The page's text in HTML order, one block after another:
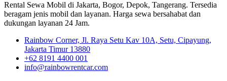
Rental Sewa Mobil di Jakarta, Bogor, Depok, Tangerang. Tersedia
beragam jenis mobil dan layanan. Harga sewa bersahabat dan
dukungan layanan 24 Jam.
Rainbow Corner, Jl. Raya Setu Kav 10A, Setu, Cipayung,
Jakarta Timur 13880
+62 8191 4400 001
info@rainbowrentcar.com